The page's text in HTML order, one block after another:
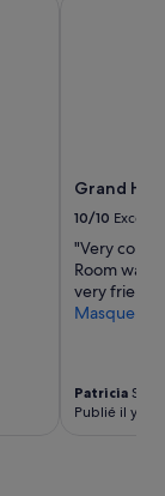
Grand
10/10
"Very
Room was
very
Masquer
Patricia
Publié il y a 1